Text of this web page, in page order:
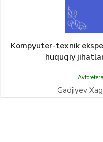
Kompyuter-texnik
huquqiy
Gadjiyev